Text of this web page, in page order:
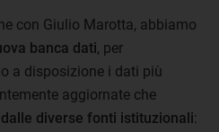
con Giulio Marotta, abbiamo
banca dati, per
a disposizione i dati più
aggiornate che
diverse fonti istituzionali: